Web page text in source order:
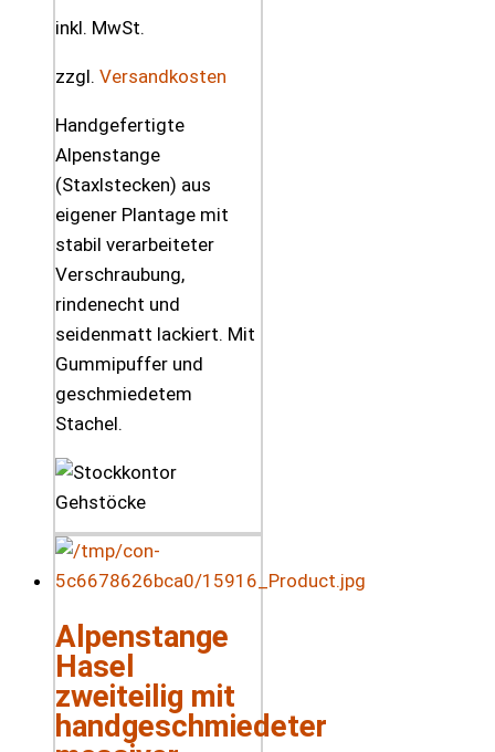
inkl. MwSt.
zzgl. Versandkosten
Handgefertigte
Alpenstange
(Staxlstecken) aus
eigener Plantage mit
stabil verarbeiteter
Verschraubung,
rindenecht und
seidenmatt lackiert. Mit
Gummipuffer und
geschmiedetem
Stachel.
Alpenstange
Hasel
zweiteilig mit
handgeschmiedeter